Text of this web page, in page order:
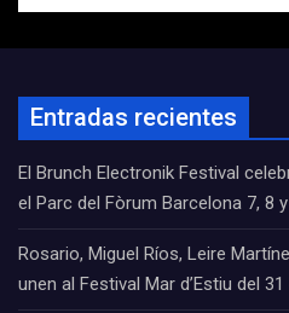
Entradas recientes
El Brunch Electronik Festival
el Parc del Fòrum Barcelona 7, 8
Rosario, Miguel Ríos, Leire
unen al Festival Mar d’Estiu del